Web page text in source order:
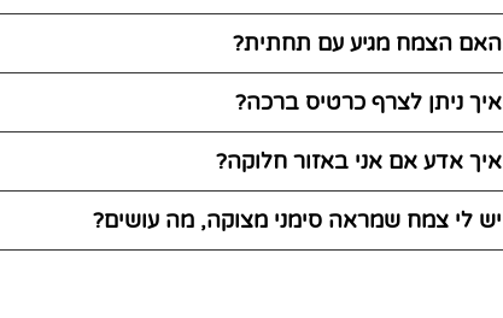
האם הצמח מגיע עם תחתית?
איך ניתן לצרף כרטיס ברכה?
איך אדע אם אני באזור חלוקה?
יש לי צמח שמראה סימני מצוקה, מה עושים?